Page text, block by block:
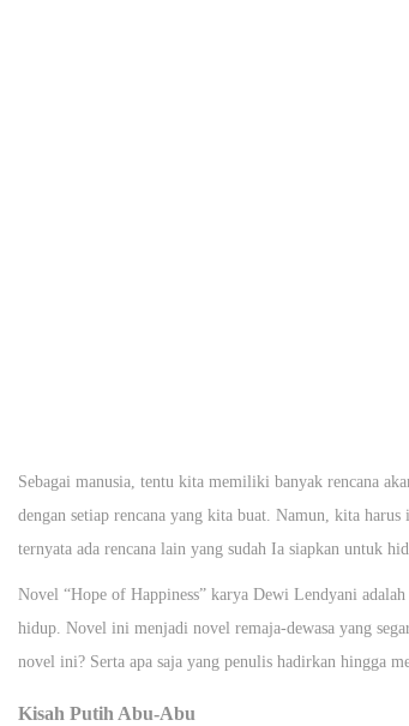
Sebagai manusia, tentu kita memiliki banyak rencana
dengan setiap rencana yang kita buat. Namun, kita
ternyata ada rencana lain yang sudah Ia siapkan untuk
Novel “Hope of Happiness” karya Dewi Lendyani
hidup. Novel ini menjadi novel remaja-dewasa yang
novel ini? Serta apa saja yang penulis hadirkan hingga
Kisah Putih Abu-Abu